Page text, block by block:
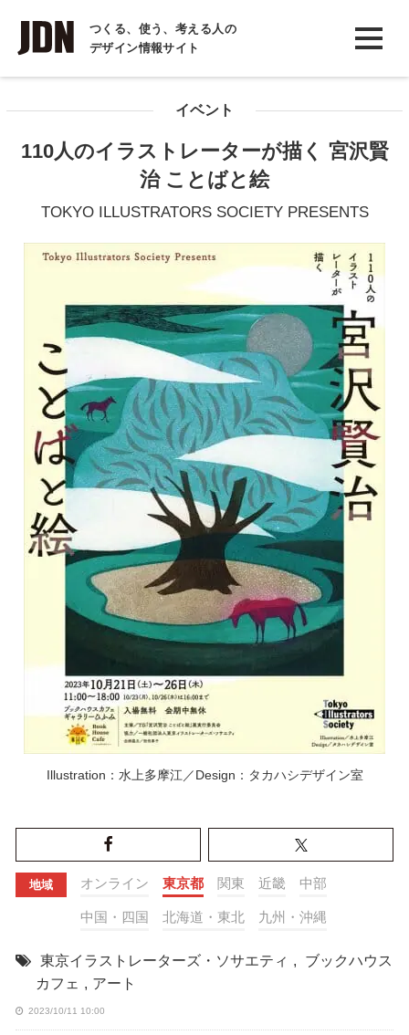
つくる、使う、考える人の
デザイン情報サイト
INTERVIEW
インタビュー
COLUMN
イベント
110人のイラストレーターが描く 宮沢賢
治 ことばと絵
TOKYO ILLUSTRATORS SOCIETY PRESENTS
Illustration：水上多摩江／Design：タカハシデザイン室
地域 オンライン 東京都 関東 近畿 中部
中国・四国 北海道・東北 九州・沖縄
東京イラストレーターズ・ソサエティ ,
ブックハウス
カフェ , アート
2023/10/11 10:00